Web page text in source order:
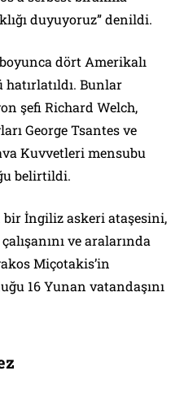
duyuyoruz” denildi.
dört Amerikalı
Bunlar
şefi Richard Welch,
George Tsantes ve
Kuvvetleri mensubu
belirtildi.
İngiliz askeri ataşesini,
ve aralarında
Miçotakis’in
16 Yunan vatandaşını